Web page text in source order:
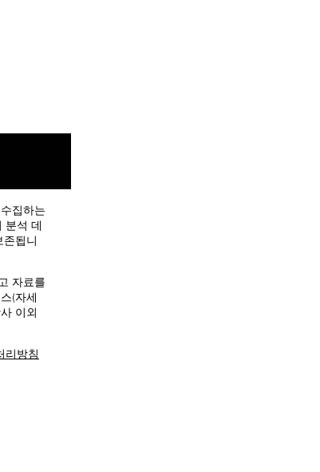
집하는
분석 데
됩니
자료를
(자세
이외
리방침